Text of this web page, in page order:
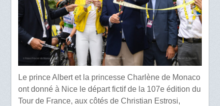
Le prince Albert et la princesse Charlène de Monaco
ont donné à Nice le départ fictif de la 107e édition du
Tour de France, aux côtés de Christian Estrosi,